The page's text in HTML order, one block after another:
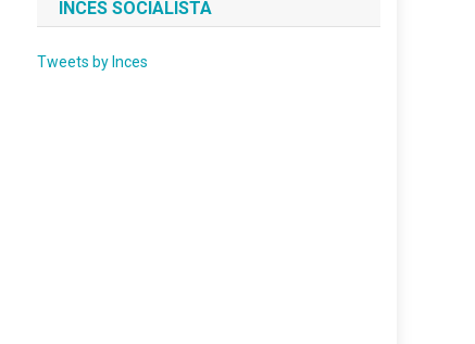
INCES SOCIALISTA
Tweets by Inces